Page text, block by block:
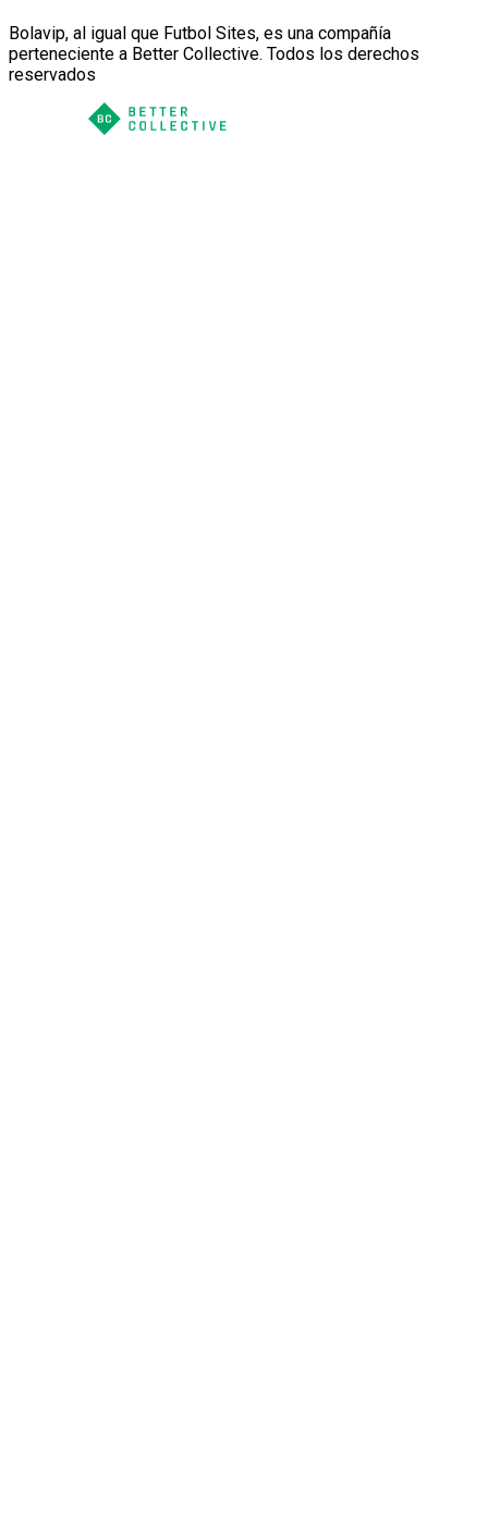
Bolavip, al igual que Futbol Sites, es una compañía
perteneciente a Better Collective. Todos los derechos
reservados